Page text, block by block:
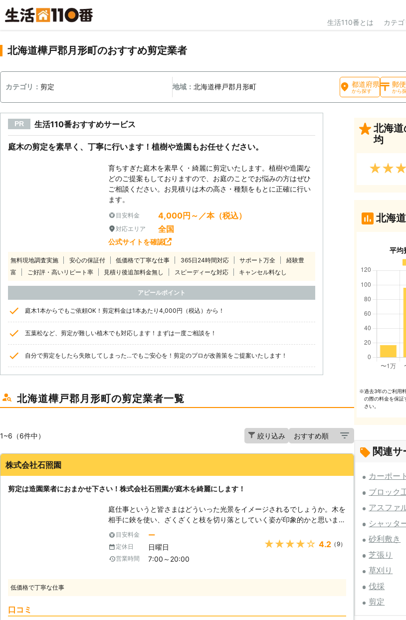
生活110番とは カテ
北海道樺戸郡月形町のおすすめ剪定業者
カテゴリ： 剪定 地域：北海道樺戸郡月形町 都道府県
から探す
郵
から
PR 生活110番おすすめサービス
庭木の剪定を素早く、丁寧に行います！植樹や造園もお任せください。
育ちすぎた庭木を素早く・綺麗に剪定いたします。植樹や造園な
どのご提案もしておりますので、お庭のことでお悩みの方はぜひ
ご相談ください。お見積りは木の高さ・種類をもとに正確に行い
ます。
目安料金 4,000円～／本（税込）
対応エリア 全国
公式サイトを確認
無料現地調査実施 安心の保証付 低価格で丁寧な仕事 365日24時間対応 サポート万全
経験豊
富
ご好評・高いリピート率 見積り後追加料金無し スピーディーな対応 キャンセル料なし
アピールポイント
庭木1本からでもご依頼OK！剪定料金は1本あたり4,000円（税込）から！
五葉松など、剪定が難しい植木でも対応します！まずは一度ご相談を！
自分で剪定をしたら失敗してしまった…でもご安心を！剪定のプロが改善策をご提案いたします！
北海道樺戸郡月形町の剪定業者一覧
1~6（6件中） 絞り込み
株式会社石照園
剪定は造園業者におまかせ下さい！株式会社石照園が庭木を綺麗にします！
庭仕事というと皆さまはどういった光景をイメージされるでしょうか。木を
相手に鋏を使い、ざくざくと枝を切り落としていく姿が印象的かと思いま
す。ドラマなどの作品でも、庭師がそういった作業をしている姿が描かれて
いることが多いです。この作業のことを剪定と言います。枝を切り落とし、
木の形を整えたり、健康状態を整えたりする作業です。描写されるように簡
単なものではありませんが、簡単なイメージでは1番分かりやすいものでし
も受け付けておりますので、こちらも一緒にご依頼してみてはいかがでしょ
目安料金 ー
定休日 日曜日
営業時間 7:00～20:00
★★★★★ 4.2 （9）
低価格で丁寧な仕事
口コミ
北海
均
北海
平均
※過去3年のご利⽤
の際の料⾦を保証
さい。
関連サ
カーポート
ブロック
アスファ
シャッタ
砂利敷き
芝張り
草刈り
伐採
剪定